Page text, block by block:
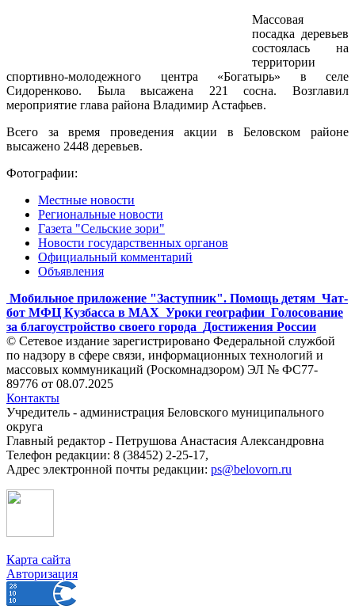
Массовая
посадка деревьев
состоялась на
территории
спортивно-молодежного центра «Богатырь» в селе
Сидоренково. Была высажена 221 сосна. Возглавил
мероприятие глава района Владимир Астафьев.
Всего за время проведения акции в Беловском районе
высажено 2448 деревьев.
Фотографии:
Местные новости
Региональные новости
Газета "Сельские зори"
Новости государственных органов
Официальный комментарий
Объявления
Мобильное приложение "Заступник". Помощь детям Чат-
бот МФЦ Кузбасса в MAX Уроки географии Голосование
за благоустройство своего города
Достижения России
© Сетевое издание зарегистрировано Федеральной службой
по надзору в сфере связи, информационных технологий и
массовых коммуникаций (Роскомнадзором) ЭЛ № ФС77-
89776 от 08.07.2025
Контакты
Учредитель - администрация Беловского муниципального
округа
Главный редактор - Петрушова Анастасия Александровна
Телефон редакции: 8 (38452) 2-25-17,
Адрес электронной почты редакции: ps@belovorn.ru
Карта сайта
Авторизация